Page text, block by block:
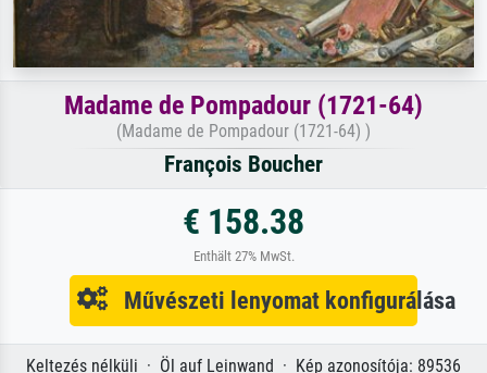
Madame de Pompadour (1721-64)
(Madame de Pompadour (1721-64) )
François Boucher
€ 158.38
Enthält 27% MwSt.
Művészeti lenyomat konfigurálása
Keltezés nélküli · Öl auf Leinwand · Kép azonosítója: 89536